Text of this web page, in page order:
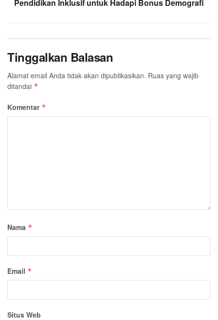
Pendidikan Inklusif untuk Hadapi Bonus Demografi
Tinggalkan Balasan
Alamat email Anda tidak akan dipublikasikan. Ruas yang wajib
ditandai *
Komentar *
Nama *
Email *
Situs Web